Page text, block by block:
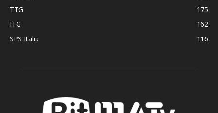
TTG
175
ITG
162
SPS Italia
116